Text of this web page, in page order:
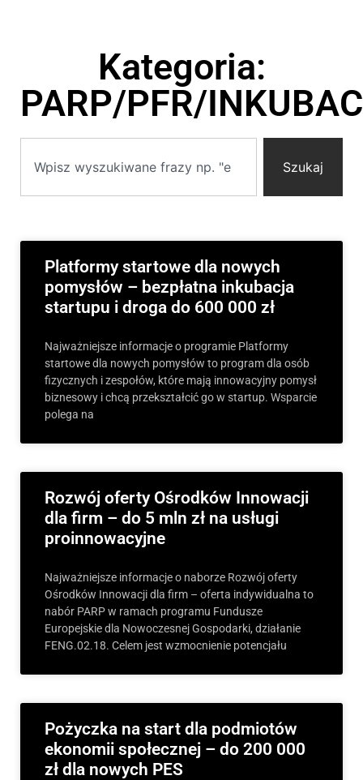
Kategoria:
PARP/PFR/
Szukaj
Platformy startowe dla nowych
pomysłów – bezpłatna inkubacja
startupu i droga do 600 000 zł
Najważniejsze informacje o programie Platformy
startowe dla nowych pomysłów to program dla osób
fizycznych i zespołów, które mają innowacyjny pomysł
biznesowy i chcą przekształcić go w startup. Wsparcie
polega na
Rozwój oferty Ośrodków Innowacji
dla firm – do 5 mln zł na usługi
proinnowacyjne
Najważniejsze informacje o naborze Rozwój oferty
Ośrodków Innowacji dla firm – oferta indywidualna to
nabór PARP w ramach programu Fundusze
Europejskie dla Nowoczesnej Gospodarki, działanie
FENG.02.18. Celem jest wzmocnienie potencjału
Pożyczka na start dla podmiotów
ekonomii społecznej – do 200 000
zł dla nowych PES